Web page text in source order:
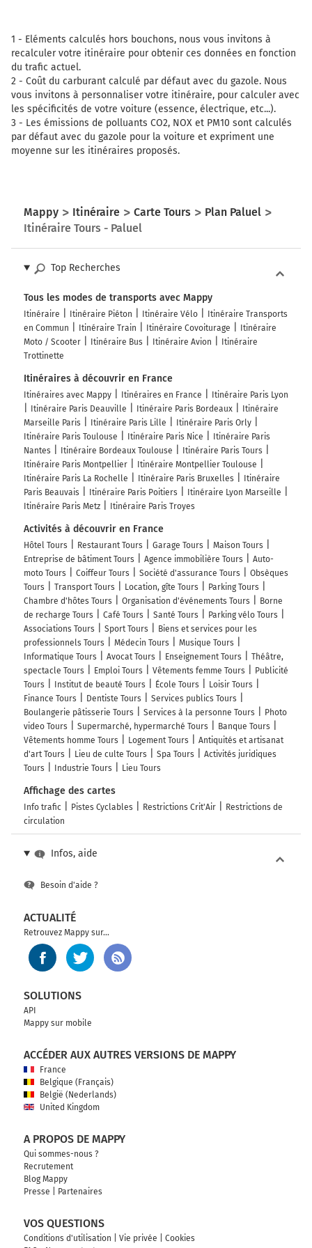
Tourner légèrement à droite sur D50 (Route de Cany) et
continuer sur 7,6 kilomètres
321 km
Au rond-point, prendre la 3ème sortie sur D50 D150
(Route de Fauville) et continuer sur 4,3 kilomètres
329 km
Tourner légèrement à droite sur D131 (Rue Georges
Carel) et continuer sur 300 mètres
336 km
Continuer D10 (Rue Louis Bouilhet) sur 120 mètres
336 km
3,6 kilomètres
337 km
Tourner à droite sur D69 (Rue du Bas de la Ville) et
continuer sur 400 mètres
340 km
Tourner à gauche sur D10 (Grande Rue) et continuer sur
1,6 kilomètre
341 km
3h22 Paluel
76450
1 - Eléments calculés hors bouchons, nous vous invitons à
recalculer votre itinéraire pour obtenir ces données en fonction
du trafic actuel.
2 - Coût du carburant calculé par défaut avec du gazole. Nous
vous invitons à personnaliser votre itinéraire, pour calculer avec
les spécificités de votre voiture (essence, électrique, etc...).
3 - Les émissions de polluants CO2, NOX et PM10 sont calculés
par défaut avec du gazole pour la voiture et expriment une
moyenne sur les itinéraires proposés.
Mappy Itinéraire Carte Tours
Plan Paluel
Itinéraire Tours - Paluel
Top Recherches
Tous les modes de transports avec Mappy
Itinéraire Itinéraire Piéton Itinéraire Vélo
Itinéraire Transports
en Commun
Itinéraire Train Itinéraire Covoiturage
Itinéraire
Moto / Scooter
Itinéraire Bus Itinéraire Avion
Itinéraire
Trottinette
Itinéraires à découvrir en France
Itinéraires avec Mappy Itinéraires en France
Itinéraire Paris Lyon
Itinéraire Paris Deauville
Itinéraire Paris Bordeaux
Itinéraire
Marseille Paris
Itinéraire Paris Lille
Itinéraire Paris Orly
Itinéraire Paris Toulouse
Itinéraire Paris Nice
Itinéraire Paris
Nantes
Itinéraire Bordeaux Toulouse
Itinéraire Paris Tours
Itinéraire Paris Montpellier
Itinéraire Montpellier Toulouse
Itinéraire Paris La Rochelle
Itinéraire Paris Bruxelles
Itinéraire
Paris Beauvais
Itinéraire Paris Poitiers
Itinéraire Lyon Marseille
Itinéraire Paris Metz
Itinéraire Paris Troyes
Activités à découvrir en France
Hôtel Tours Restaurant Tours Garage Tours
Maison Tours
Entreprise de bâtiment Tours
Agence immobilière Tours
Auto-
moto Tours
Coiffeur Tours Société d'assurance Tours
Obsèques
Tours
Transport Tours Location, gîte Tours
Parking Tours
Chambre d'hôtes Tours
Organisation d'événements Tours
Borne
de recharge Tours
Café Tours Santé Tours
Parking vélo Tours
Associations Tours
Sport Tours
Biens et services pour les
professionnels Tours
Médecin Tours
Musique Tours
Informatique Tours
Avocat Tours Enseignement Tours
Théâtre,
spectacle Tours
Emploi Tours Vêtements femme Tours
Publicité
Tours
Institut de beauté Tours École Tours
Loisir Tours
Finance Tours
Dentiste Tours
Services publics Tours
Boulangerie pâtisserie Tours
Services à la personne Tours
Photo
video Tours
Supermarché, hypermarché Tours
Banque Tours
Vêtements homme Tours
Logement Tours
Antiquités et artisanat
d'art Tours
Lieu de culte Tours Spa Tours
Activités juridiques
Tours
Industrie Tours Lieu Tours
Affichage des cartes
Info trafic Pistes Cyclables Restrictions Crit'Air
Restrictions de
circulation
Infos, aide
Besoin d'aide ?
ACTUALITÉ
Retrouvez Mappy sur...
SOLUTIONS
API
Mappy sur mobile
ACCÉDER AUX AUTRES VERSIONS DE MAPPY
France
Belgique (Français)
België (Nederlands)
United Kingdom
A PROPOS DE MAPPY
Qui sommes-nous ?
Recrutement
Blog Mappy
Presse
Partenaires
VOS QUESTIONS
Conditions d'utilisation Vie privée
Cookies